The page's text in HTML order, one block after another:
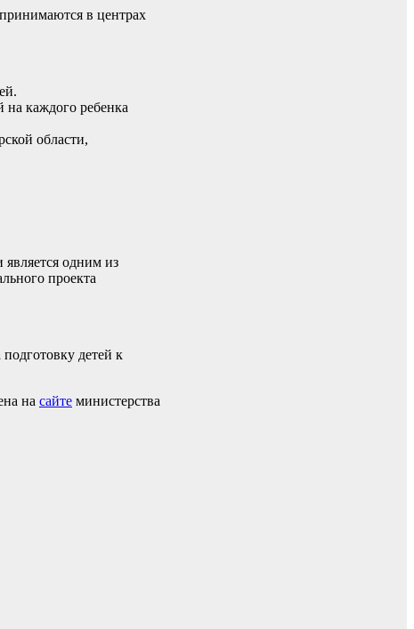
в центрах
каждого ребенка
области,
является одним из
проекта
детей к
на сайте министерства